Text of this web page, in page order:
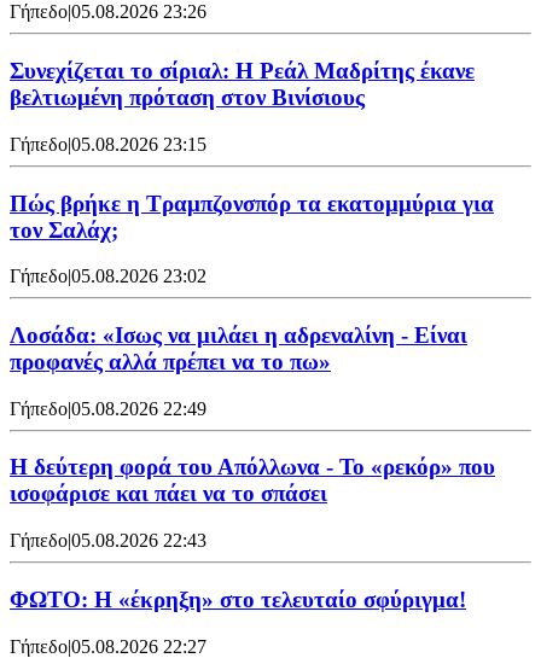
Γήπεδο|05.08.2026 23:26
Συνεχίζεται το σίριαλ: Η Ρεάλ Μαδρίτης έκανε
βελτιωμένη πρόταση στον Βινίσιους
Γήπεδο|05.08.2026 23:15
Πώς βρήκε η Τραμπζονσπόρ τα εκατομμύρια για
τον Σαλάχ;
Γήπεδο|05.08.2026 23:02
Λοσάδα: «Ισως να μιλάει η αδρεναλίνη - Είναι
προφανές αλλά πρέπει να το πω»
Γήπεδο|05.08.2026 22:49
Η δεύτερη φορά του Απόλλωνα - Το «ρεκόρ» που
ισοφάρισε και πάει να το σπάσει
Γήπεδο|05.08.2026 22:43
ΦΩΤΟ: Η «έκρηξη» στο τελευταίο σφύριγμα!
Γήπεδο|05.08.2026 22:27